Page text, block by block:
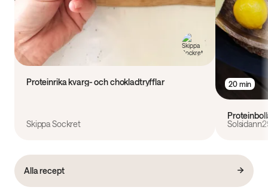
Proteinrika kvarg- och chokladtryfflar
Skippa Sockret
20 min
Alla recept